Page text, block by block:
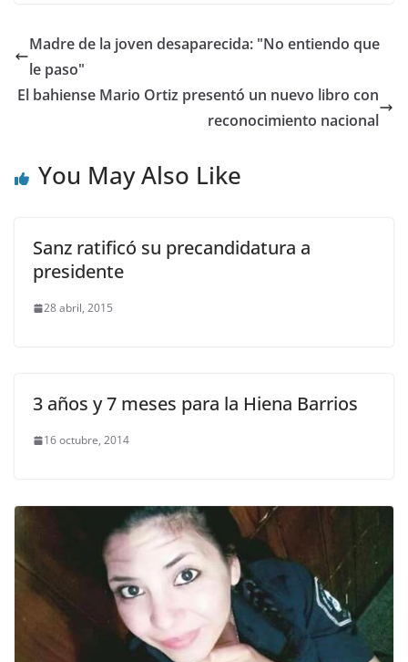
Madre de la joven desaparecida: "No entiendo que
le paso"
El bahiense Mario Ortiz presentó un nuevo libro con
reconocimiento nacional
You May Also Like
Sanz ratificó su precandidatura a
presidente
28 abril, 2015
3 años y 7 meses para la Hiena Barrios
16 octubre, 2014